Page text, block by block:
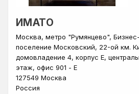
ИМАТО
Москва, метро "Румянцево",
поселение Московский, 22-ой км.
домовладение 4, корпус Е,
этаж, офис 901 - Е
127549 Москва
Россия